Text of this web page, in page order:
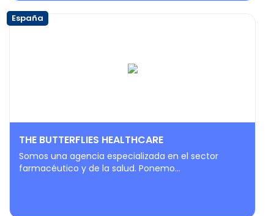
España
THE BUTTERFLIES HEALTHCARE
Somos una agencia especializada en el sector
farmacéutico y de la salud. Ponemo...